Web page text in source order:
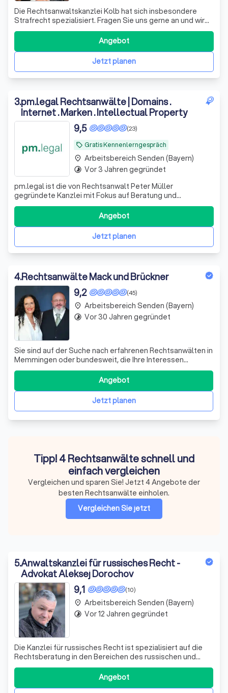
Die Rechtsanwaltskanzlei Kolb hat sich insbesondere
Strafrecht spezialisiert. Fragen Sie uns gerne an und wir
helfen Ihnen bei Ihrer Rechtsfrage!
Jetzt planen
Angebot
3.pm.legal Rechtsanwälte | Domains .
Internet . Marken . Intellectual Property
local_offer Gratis Kennenlerngespräch
(23)
9,5
pm.legal ist die von Rechtsanwalt Peter Müller
gegründete Kanzlei mit Fokus auf Beratung und
Vertretung in den Bereichen IP (Intellectual Property) und
IT (Informationstechnologie) im Herzen von München. Die
Kernkompetenzen von pm.legal liegen im
Online-/Internetrecht und im Markenrecht, Domainrecht
Jetzt planen
Angebot
place Arbeitsbereich Senden (Bayern)
timelapse Vor 3 Jahren gegründet
4.Rechtsanwälte Mack und Brückner
(45)
9,2
Sie sind auf der Suche nach erfahrenen Rechtsanwälten in
Memmingen oder bundesweit, die Ihre Interessen
vertreten? Dann wenden Sie sich vertrauensvoll an
Rechtsanwältin Anja Mack, Rechtsanwalt Tino Brückner
und Rechtsanwältin Christina Mucha der Kanzlei Mack &
Brückner. Seit 1995 beraten wir, die R
Jetzt planen
Angebot
place Arbeitsbereich Senden (Bayern)
timelapse Vor 30 Jahren gegründet
Tipp! 4 Rechtsanwälte schnell und
einfach vergleichen
Vergleichen und sparen Sie! Jetzt 4 Angebote der
besten Rechtsanwälte einholen.
Vergleichen Sie jetzt
5.Anwaltskanzlei für russisches Recht -
Advokat Aleksej Dorochov
(10)
9,1
Die Kanzlei für russisches Recht ist spezialisiert auf die
Rechtsberatung in den Bereichen des russischen und
internationalen Rechtes in Verbindung zu Russland. Wir
bieten anwaltliche Vertretung für Mandanten in Russland
und sind stolz darauf, eine Brücke zwischen Deutschland
Angebot
place Arbeitsbereich Senden (Bayern)
timelapse Vor 12 Jahren gegründet